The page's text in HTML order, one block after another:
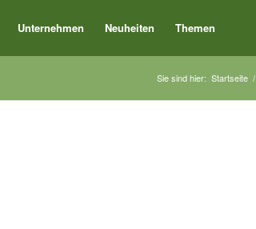
Unternehmen Neuheiten Themen
Sie sind hier: Startseite /